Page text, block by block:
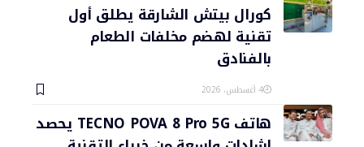
كورال بيتش الشارقة يطلق أول
تقنية لهضم مخلفات الطعام
بالفنادق
4 أغسطس، 2026
هاتف TECNO POVA 8 Pro 5G يحصد